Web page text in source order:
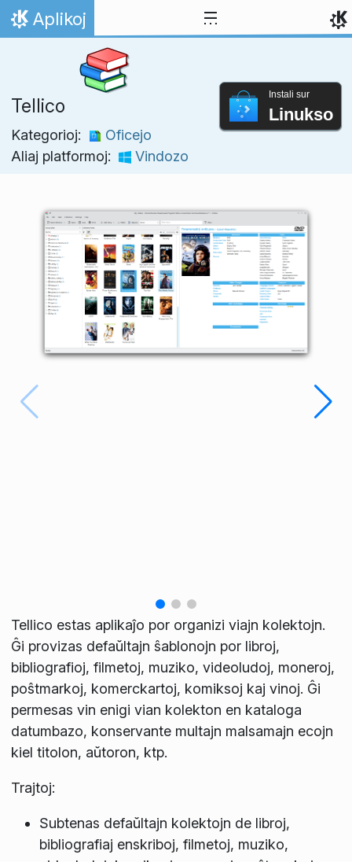
Salti al enhavo
Hejmo
Aplikoj
Tellico
Kategorioj:
Oficejo
Aliaj platformoj:
Vindozo
Instali sur
Linukso
Tellico estas aplikaĵo por organizi viajn kolektojn.
Ĝi provizas defaŭltajn ŝablonojn por libroj,
bibliografioj, filmetoj, muziko, videoludoj, moneroj,
poŝtmarkoj, komerckartoj, komiksoj kaj vinoj. Ĝi
permesas vin enigi vian kolekton en kataloga
datumbazo, konservante multajn malsamajn ecojn
kiel titolon, aŭtoron, ktp.
Trajtoj:
Subtenas defaŭltajn kolektojn de libroj,
bibliografiaj enskriboj, filmetoj, muziko,